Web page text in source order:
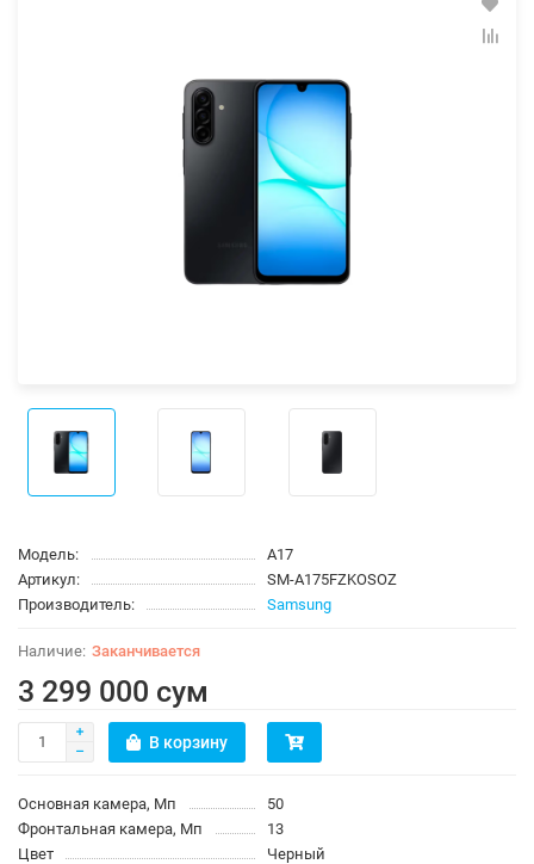
Модель:
A17
Артикул:
SM-A175FZKOSOZ
Производитель:
Samsung
Заканчивается
3 299 000 сум
В корзину
Основная камера, Мп
50
Фронтальная камера, Мп
13
Цвет
Черный